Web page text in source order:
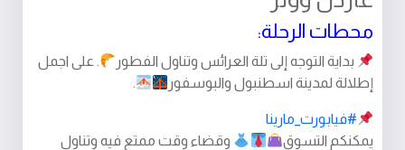
محطات الرحلة:
بداية التوجه إلى تلة العرائس وتناول الفطور
. على اجمل
إطلالة لمدينة اسطنبول والبوسفور
.
#فيابورت_مارينا
يمكنكم التسوق
وقضاء وقت ممتع فيه وتناول